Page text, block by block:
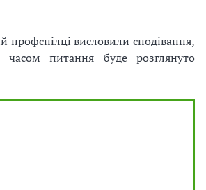
профспілці висловили сподівання,
питання буде розглянуто